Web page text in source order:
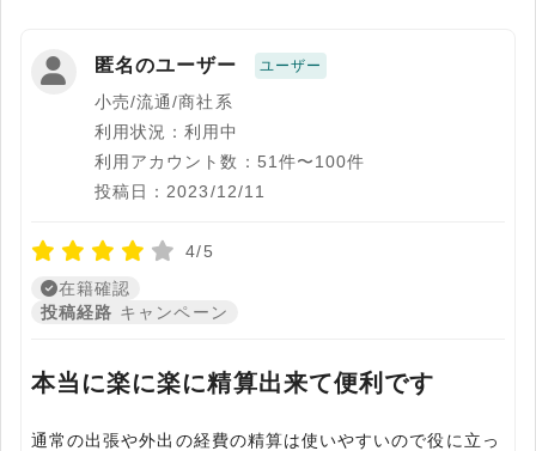
匿名のユーザー ユーザー
小売/流通/商社系
利用状況：利用中
利用アカウント数：51件〜100件
投稿日：2023/12/11
4/5
在籍確認
投稿経路 キャンペーン
本当に楽に楽に精算出来て便利です
通常の出張や外出の経費の精算は使いやすいので役に立っ